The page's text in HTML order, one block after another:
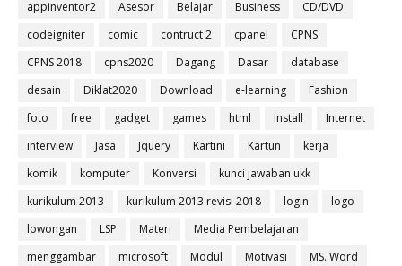
appinventor2
Asesor Belajar Business
CD/DVD
codeigniter
comic contruct 2 cpanel
CPNS
CPNS 2018
cpns2020 Dagang Dasar
database
desain
Diklat2020 Download e-learning
Fashion
foto
free gadget games html Install
Internet
interview
Jasa Jquery Kartini Kartun
kerja
komik
komputer Konversi
kunci jawaban ukk
kurikulum 2013
kurikulum 2013 revisi 2018 login
logo
lowongan
LSP Materi
Media Pembelajaran
menggambar
microsoft Modul Motivasi
MS. Word